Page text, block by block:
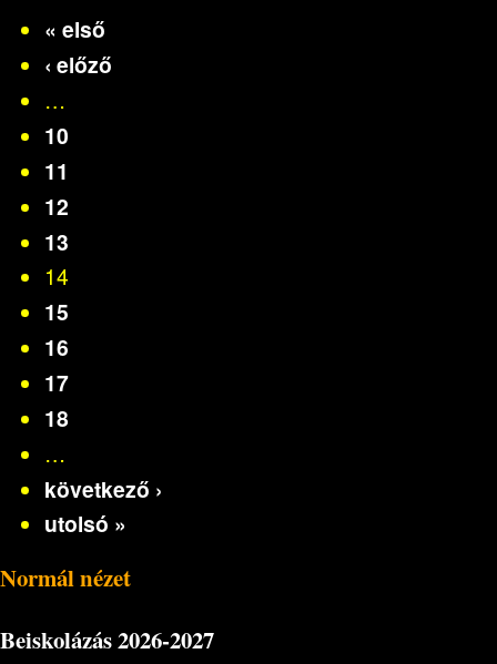
« első
‹ előző
…
10
11
12
13
14
15
16
17
18
…
következő ›
utolsó »
Normál nézet
Beiskolázás2026-2027